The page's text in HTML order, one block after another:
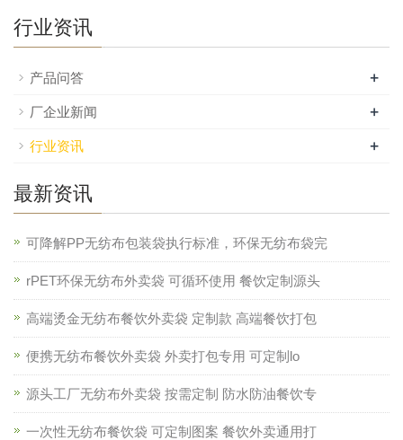
行业资讯
产品问答 +
厂企业新闻 +
行业资讯 +
最新资讯
可降解PP无纺布包装袋执行标准，环保无纺布袋完
rPET环保无纺布外卖袋 可循环使用 餐饮定制源头
高端烫金无纺布餐饮外卖袋 定制款 高端餐饮打包
便携无纺布餐饮外卖袋 外卖打包专用 可定制lo
源头工厂无纺布外卖袋 按需定制 防水防油餐饮专
一次性无纺布餐饮袋 可定制图案 餐饮外卖通用打